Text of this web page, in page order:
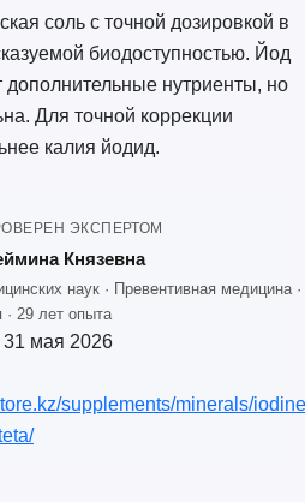
соль с точной дозировкой в
биодоступностью. Йод
дополнительные нутриенты, но
Для точной коррекции
калия йодид.
ЭКСПЕРТОМ
Князевна
наук · Превентивная медицина ·
· 29 лет опыта
31 мая 2026
supplements/minerals/